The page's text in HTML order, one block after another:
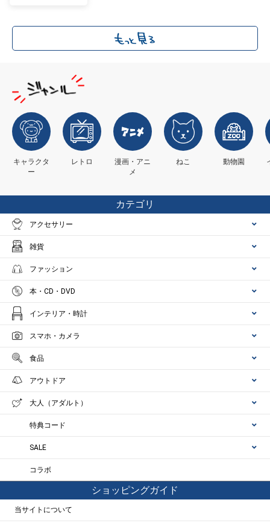
キャラクタ
ー
レトロ
漫画・アニ
メ
ねこ 動物園
カテゴリ
アクセサリー
雑貨
ファッション
本・CD・DVD
インテリア・時計
スマホ・カメラ
食品
アウトドア
大人（アダルト）
特典コード
SALE
コラボ
ショッピングガイド
当サイトについて